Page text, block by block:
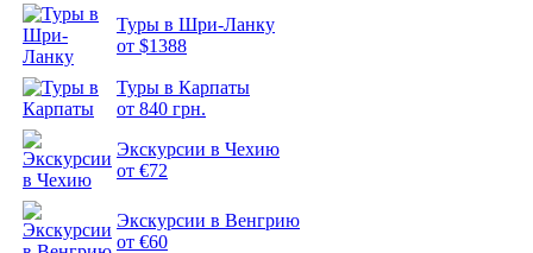
Туры в Шри-Ланку
от $1388
Туры в Карпаты
от 840 грн.
Экскурсии в Чехию
от €72
Экскурсии в Венгрию
от €60